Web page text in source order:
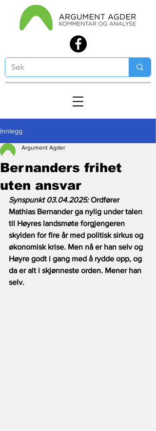
Innlegg
Bernanders frihet
uten ansvar
Argument Agder
Synspunkt 03.04.2025: Ordfører
Mathias Bernander ga nylig under talen
til Høyres landsmøte forgjengeren
skylden for fire år med politisk sirkus og
økonomisk krise. Men nå er han selv og
Høyre godt i gang med å rydde opp, og
da er alt i skjønneste orden. Mener han
selv.